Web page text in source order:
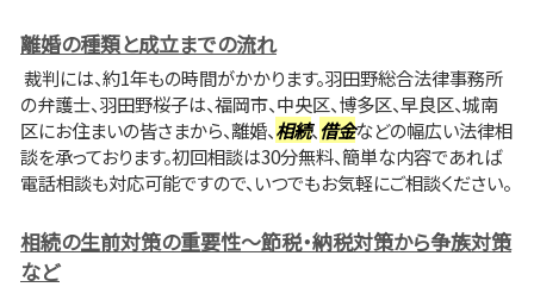
離婚の種類と成立までの流れ
裁判には、約1年もの時間がかかります。羽田野総合法律事務所
の弁護士、羽田野桜子は、福岡市、中央区、博多区、早良区、城南
区にお住まいの皆さまから、離婚、相続、 借金などの幅広い法律相
談を承っております。初回相談は30分無料、簡単な内容であれば
電話相談も対応可能ですので、いつでもお気軽にご相談ください。
相続の生前対策の重要性～節税・納税対策から争族対策
など